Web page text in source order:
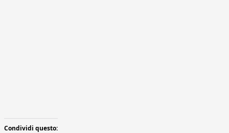
Condividi questo: